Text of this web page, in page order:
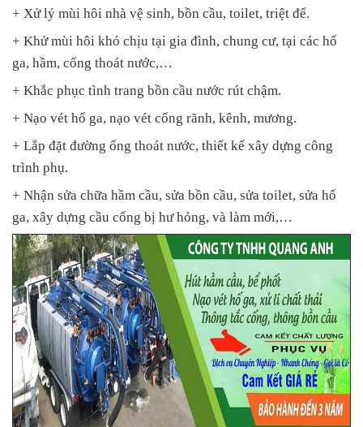
+ Xử lý mùi hôi nhà vệ sinh, bồn cầu, toilet, triệt để.
+ Khử mùi hôi khó chịu tại gia đình, chung cư, tại các hố
ga, hầm, cống thoát nước,…
+ Khắc phục tình trang bồn cầu nước rút chậm.
+ Nạo vét hố ga, nạo vét cống rãnh, kênh, mương.
+ Lắp đặt đường ống thoát nước, thiết kế xây dựng công
trình phụ.
+ Nhận sửa chữa hầm cầu, sửa bồn cầu, sửa toilet, sửa hố
ga, xây dựng cầu cống bị hư hỏng, và làm mới,…